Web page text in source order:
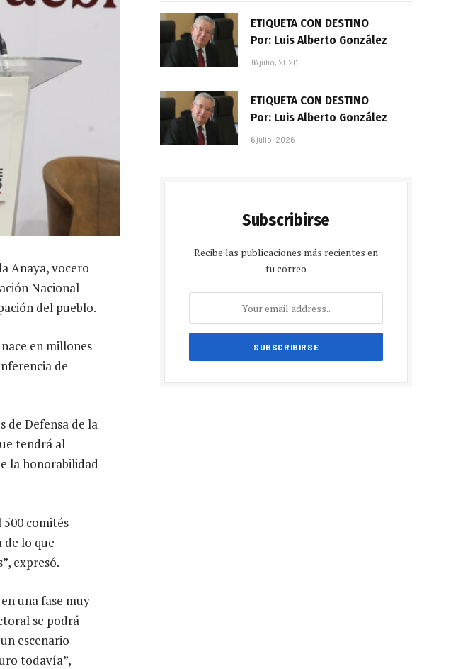
Anaya, vocero
Nacional
del pueblo.
en millones
de
de Defensa de la
tendrá al
la honorabilidad
comités
de lo que
expresó.
una fase muy
se podrá
escenario
todavía”,
ETIQUETA CON DESTINO
Por: Luis Alberto González
16 julio, 2026
ETIQUETA CON DESTINO
Por: Luis Alberto González
6 julio, 2026
Subscribirse
Recibe las publicaciones más recientes en
tu correo